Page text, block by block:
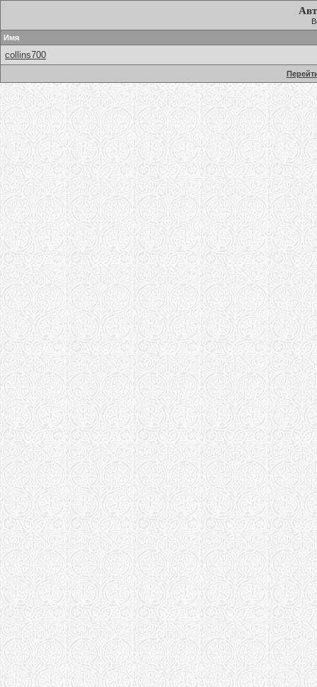
Имя
collins700